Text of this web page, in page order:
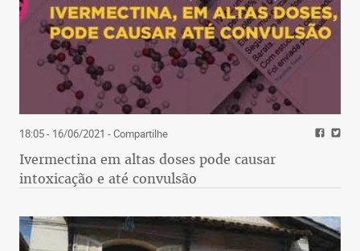
18:05 - 16/06/2021 - Compartilhe
Ivermectina em altas doses pode causar
intoxicação e até convulsão